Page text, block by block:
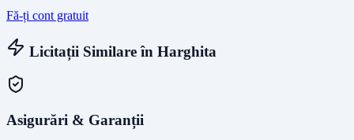
Fă-ți cont gratuit
Licitații Similare în Harghita
Asigurări & Garanții